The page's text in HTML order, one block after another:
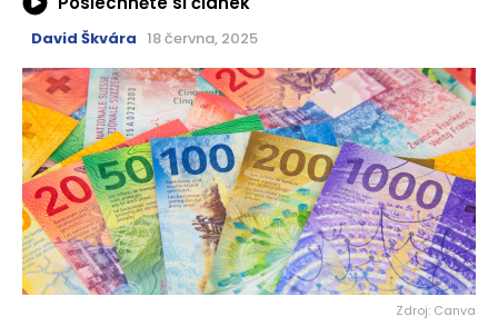
David Škvára 18 června, 2025
Zdroj: Canva